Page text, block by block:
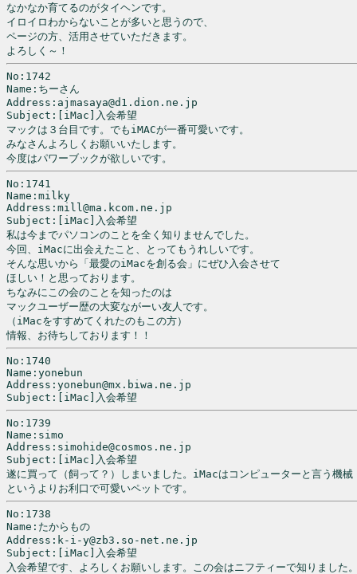
なかなか育てるのがタイヘンです。
イロイロわからないことが多いと思うので、
ページの方、活用させていただきます。
よろしく～！
No:1742
Name:ちーさん
Address:ajmasaya@d1.dion.ne.jp
Subject:[iMac]入会希望
マックは３台目です。でもiMACが一番可愛いです。
みなさんよろしくお願いいたします。
No:1741
Name:milky
Address:mill@ma.kcom.ne.jp
Subject:[iMac]入会希望
私は今までパソコンのことを全く知りませんでした。
今回、iMacに出会えたこと、とってもうれしいです。
そんな思いから「最愛のiMacを創る会」にぜひ入会させて
ほしい！と思っております。
ちなみにこの会のことを知ったのは
マックユーザー歴の大変ながーい友人です。
（iMacをすすめてくれたのもこの方）
情報、お待ちしております！！
No:1740
Name:yonebun
Address:yonebun@mx.biwa.ne.jp
Subject:[iMac]入会希望
No:1739
Name:simo
Address:simohide@cosmos.ne.jp
Subject:[iMac]入会希望
遂に買って（飼って？）しまいました。iMacはコンピューターと言う機械
というよりお利口で可愛いペットです。
No:1738
Name:たからもの
Address:k-i-y@zb3.so-net.ne.jp
Subject:[iMac]入会希望
入会希望です、よろしくお願いします。この会はニフティーで知りました